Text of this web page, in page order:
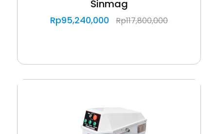
Sinmag
Rp95,240,000 Rp117,800,000